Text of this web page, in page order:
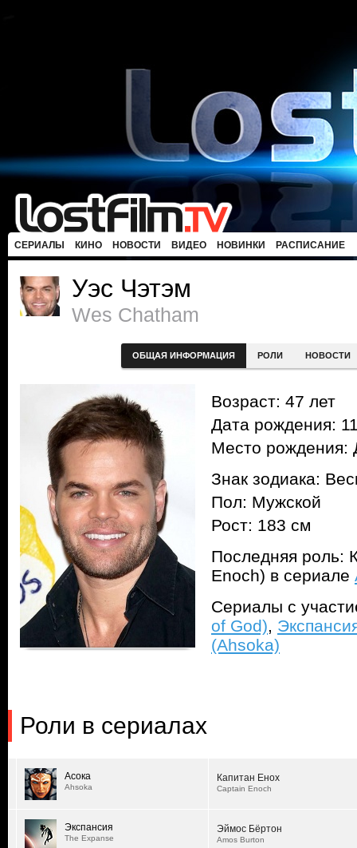
СЕРИАЛЫ КИНО НОВОСТИ ВИДЕО НОВИНКИ РАСПИСАНИЕ
Уэс Чэтэм
Wes Chatham
ОБЩАЯ ИНФОРМАЦИЯ РОЛИ НОВОСТИ
Возраст: 47 лет
Дата рождения:
Место
Знак зодиака:
Пол: Мужской
Рост: 183 см
Последняя роль:
Enoch) в сериале
Сериалы с
of God),
(Ahsoka)
Роли в сериалах
Асока
Ahsoka
Капитан Енох
Captain Enoch
Экспансия
The Expanse
Эймос Бёртон
Amos Burton